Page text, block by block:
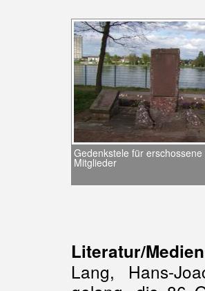
Gedenkstele für erschossene
Mitglieder
Literatur/
Lang, Hans-